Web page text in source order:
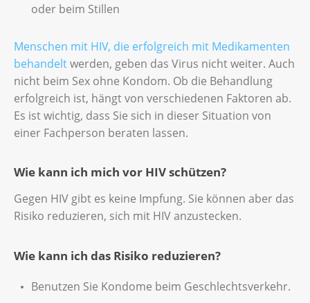
oder beim Stillen
Menschen mit HIV, die erfolgreich mit Medikamenten
behandeltwerden, geben das Virus nicht weiter. Auch
nicht beim Sex ohne Kondom. Ob die Behandlung
erfolgreich ist, hängt von verschiedenen Faktoren ab.
Es ist wichtig, dass Sie sich in dieser Situation von
einer Fachperson beraten lassen.
Wie kann ich mich vor HIV schützen?
Gegen HIV gibt es keine Impfung. Sie können aber das
Risiko reduzieren, sich mit HIV anzustecken.
Wie kann ich das Risiko reduzieren?
Benutzen Sie Kondome beim Geschlechtsverkehr.